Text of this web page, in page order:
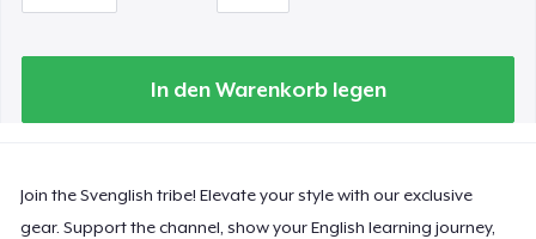
In den Warenkorb legen
Join the Svenglish tribe! Elevate your style with our exclusive
gear. Support the channel, show your English learning journey,